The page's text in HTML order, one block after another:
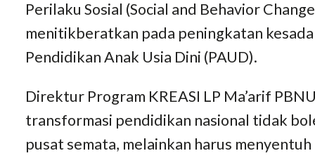
Perilaku Sosial (Social and Behavior
menitikberatkan pada peningkatan
Pendidikan Anak Usia Dini (PAUD).
Direktur Program KREASI LP Ma’arif
transformasi pendidikan nasional tidak
pusat semata, melainkan harus